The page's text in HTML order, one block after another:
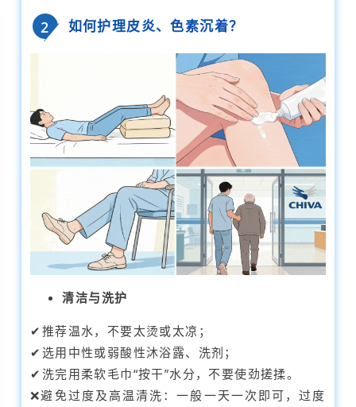
2 如何护理皮炎、色素沉着？
清洁与洗护
✔推荐温水，不要太烫或太凉；
✔选用中性或弱酸性沐浴露、洗剂；
✔洗完用柔软毛巾“按干”水分，不要使劲搓揉。
❌避免过度及高温清洗：一般一天一次即可，过度